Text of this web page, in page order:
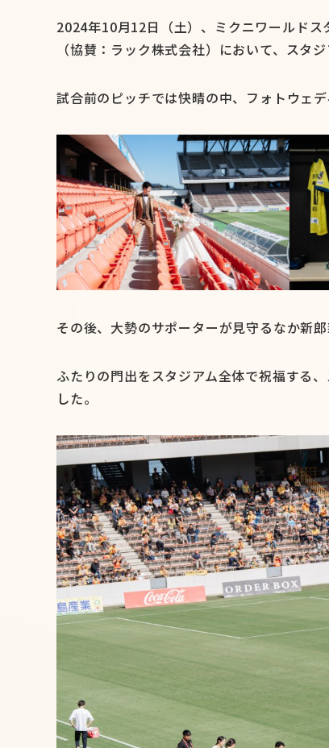
2024年10月12日（土）、ミクニワールド
（協賛：ラック株式会社）において、スタ
試合前のピッチでは快晴の中、フォトウェ
その後、大勢のサポーターが見守るなか新
ふたりの門出をスタジアム全体で祝福する
した。